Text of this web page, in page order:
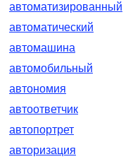
автоматизированный
автоматический
автомашина
автомобильный
автономия
автоответчик
автопортрет
авторизация